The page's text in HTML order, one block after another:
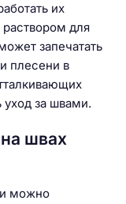
их
для
запечатать
плесени в
уход за швами.
швах
можно